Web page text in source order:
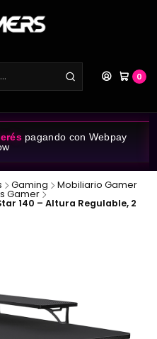
0
pagando con Webpay
Gaming Mobiliario Gamer
Gamer
140 – Altura Regulable, 2